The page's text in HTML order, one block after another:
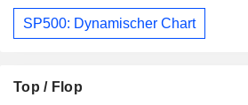
SP500: Dynamischer Chart
Top / Flop